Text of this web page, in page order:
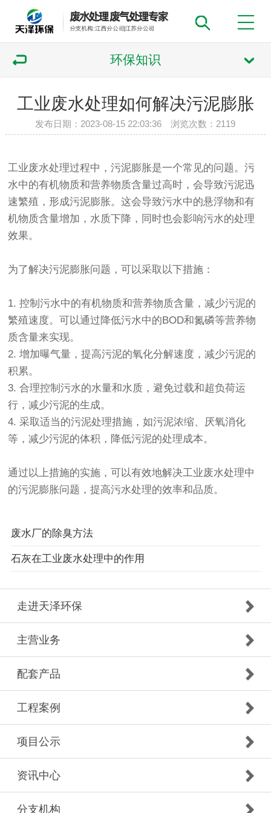
环保知识
工业废水处理如何解决污泥膨胀
发布日期：2023-08-15 22:03:36 浏览次数： 2119
工业废水处理过程中，污泥膨胀是一个常见的问题。污
水中的有机物质和营养物质含量过高时，会导致污泥迅
速繁殖，形成污泥膨胀。这会导致污水中的悬浮物和有
机物质含量增加，水质下降，同时也会影响污水的处理
效果。
为了解决污泥膨胀问题，可以采取以下措施：
1. 控制污水中的有机物质和营养物质含量，减少污泥的
繁殖速度。可以通过降低污水中的BOD和氮磷等营养物
质含量来实现。
2. 增加曝气量，提高污泥的氧化分解速度，减少污泥的
积累。
3. 合理控制污水的水量和水质，避免过载和超负荷运
行，减少污泥的生成。
4. 采取适当的污泥处理措施，如污泥浓缩、厌氧消化
等，减少污泥的体积，降低污泥的处理成本。
通过以上措施的实施，可以有效地解决工业废水处理中
的污泥膨胀问题，提高污水处理的效率和品质。
废水厂的除臭方法
石灰在工业废水处理中的作用
走进天泽环保
主营业务
配套产品
工程案例
项目公示
资讯中心
分支机构